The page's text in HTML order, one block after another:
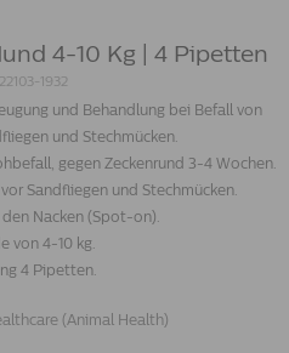
4-10 Kg | 4 Pipetten
1932
und Behandlung bei Befall von
und Stechmücken.
gegen Zeckenrund 3-4 Wochen.
Sandfliegen und Stechmücken.
Nacken (Spot-on).
von 4-10 kg.
4 Pipetten.
(Animal Health)